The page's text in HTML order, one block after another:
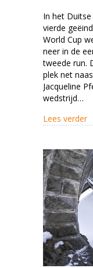
In het
vierde
World Cup
neer in de
tweede run.
plek net
Jacqueline
wedstrijd…
Lees verder